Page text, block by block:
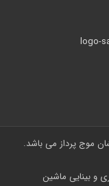
موج پرداز می باشد.
و بینایی ماشین